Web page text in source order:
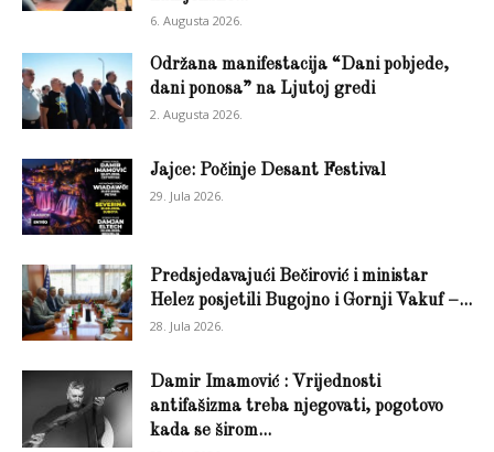
6. Augusta 2026.
Održana manifestacija “Dani pobjede,
dani ponosa” na Ljutoj gredi
2. Augusta 2026.
Jajce: Počinje Desant Festival
29. Jula 2026.
Predsjedavajući Bečirović i ministar
Helez posjetili Bugojno i Gornji Vakuf –...
28. Jula 2026.
Damir Imamović : Vrijednosti
antifašizma treba njegovati, pogotovo
kada se širom...